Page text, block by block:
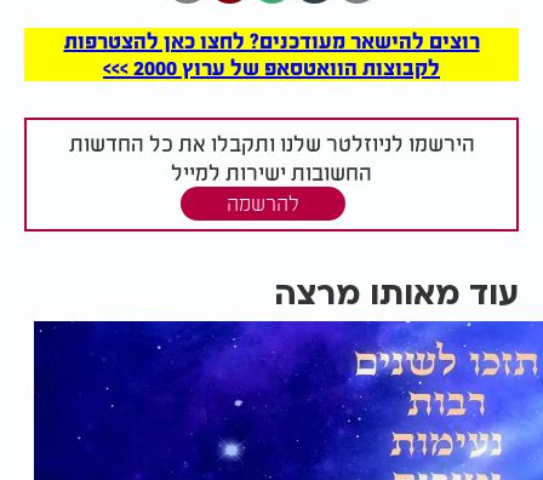
רוצים להישאר מעודכנים? לחצו כאן להצטרפות
לקבוצות הוואטסאפ של ערוץ 2000 >>>
הירשמו לניוזלטר שלנו ותקבלו את כל החדשות
החשובות ישירות למייל
להרשמה
עוד מאותו מרצה